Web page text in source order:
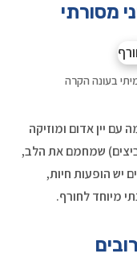
בעונה הקרה
עם יין אדום ומוזיקה
שמחמם את הלב,
יש הופעות חיות,
מיוחד לחורף.